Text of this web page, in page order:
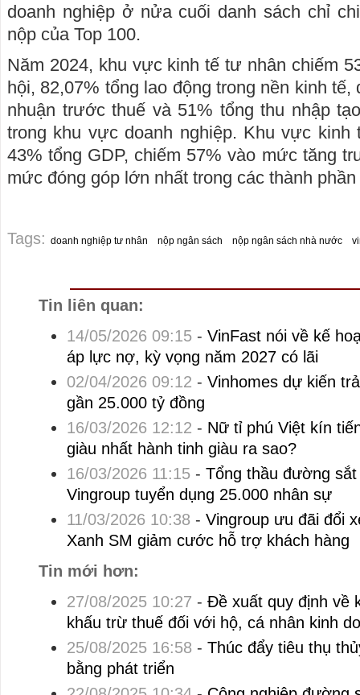
doanh nghiệp ở nửa cuối danh sách chỉ
nộp của Top 100.
Năm 2024, khu vực kinh tế tư nhân chiếm
hội, 82,07% tổng lao động trong nền kinh
nhuận trước thuế và 51% tổng thu nhập
trong khu vực doanh nghiệp. Khu vực kinh
43% tổng GDP, chiếm 57% vào mức tăng
mức đóng góp lớn nhất trong các thành
Tags: doanh nghiệp tư nhân nộp ngân sách nộp ngân sách nhà nước
Tin liên quan:
14/05/2026 09:15- VinFast nói về kế
áp lực nợ, kỳ vọng năm 2027 có lãi
02/04/2026 09:12 - Vinhomes dự kiến
gần 25.000 tỷ đồng
16/03/2026 12:12 - Nữ tỉ phú Việt kín
giàu nhất hành tinh giàu ra sao?
16/03/2026 11:15- Tổng thầu đường
Vingroup tuyển dụng 25.000 nhân sự
11/03/2026 10:38 - Vingroup ưu đãi đổi
Xanh SM giảm cước hỗ trợ khách hàng
Tin mới hơn:
27/08/2025 10:27 - Đề xuất quy định về
khấu trừ thuế đối với hộ, cá nhân kinh
25/08/2025 16:58 - Thúc đẩy tiêu thụ
bằng phát triển